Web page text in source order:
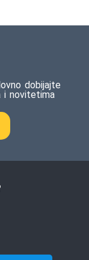
dobijajte
i novitetima